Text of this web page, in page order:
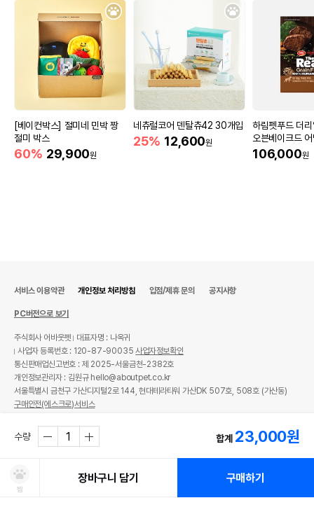
상품 필수 정보
품명 및 모델명 리케이 날 보관함
법에 의한 인증,허가 등을
받았음을 확인할수 있는
경우 그에 대한 사항
상세페이지 참조
제조자,수입품의 경우
AS책임자와 전화번호
[베이컨박스] 절미네 민박 짱
절미 박스
60% 29,900원
네츄럴코어 덴탈츄42 30개입
25% 12,600원
하림펫푸드 더
오븐베이크드
5.8kg
106,000원
수량 합계 23,000원
찜
장바구니 담기 구매하기
서비스 이용약관 개인정보 처리방침 입점/제휴 문의 공지사항
PC버전으로 보기
주식회사 어바웃펫
대표자명 : 나옥귀
사업자 등록번호 : 120-87-90035사업자정보확인
통신판매업신고번호 : 제 2025-서울금천-2382호
개인정보관리자 : 김원규 hello@aboutpet.co.kr
서울특별시 금천구 가산디지털2로 144, 현대테라타워 가산DK 507호, 508호 (가산동)
구매안전(에스크로)서비스